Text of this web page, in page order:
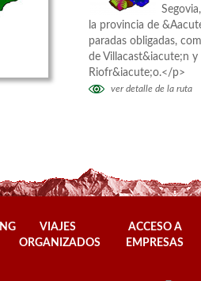
la provincia de
paradas obligadas,
de Villacast&iacute;n y
Riofr&iacute;o.</p>
ver detalle de la ruta
VIAJES
ORGANIZADOS
ACCESO A
EMPRESAS